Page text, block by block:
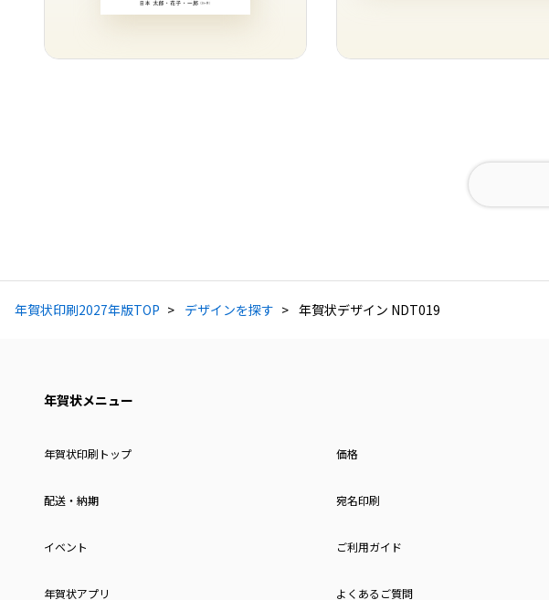
年賀状印刷2027年版TOP デザインを探す 年賀状デザイン NDT019
年賀状メニュー
年賀状印刷トップ 価格
配送・納期 宛名印刷
イベント ご利用ガイド
年賀状アプリ よくあるご質問